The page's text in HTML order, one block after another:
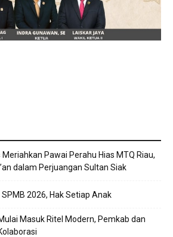
Pawai Perahu Hias MTQ Riau,
dalam Perjuangan Sultan Siak
2026, Hak Setiap Anak
Masuk Ritel Modern, Pemkab dan